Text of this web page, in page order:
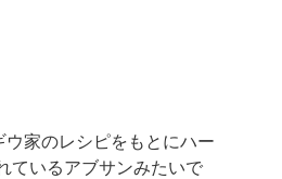
家のレシピをもとにハー
ているアブサンみたいで